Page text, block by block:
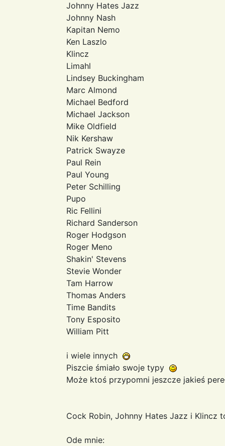
Johnny Hates Jazz
Johnny Nash
Kapitan Nemo
Ken Laszlo
Klincz
Limahl
Lindsey Buckingham
Marc Almond
Michael Bedford
Michael Jackson
Mike Oldfield
Nik Kershaw
Patrick Swayze
Paul Rein
Paul Young
Peter Schilling
Pupo
Ric Fellini
Richard Sanderson
Roger Hodgson
Roger Meno
Shakin' Stevens
Stevie Wonder
Tam Harrow
Thomas Anders
Time Bandits
Tony Esposito
William Pitt
i wiele innych
Piszcie śmiało swoje typy
Może ktoś przypomni jeszcze jakieś
Cock Robin, Johnny Hates Jazz i Klincz
Ode mnie: